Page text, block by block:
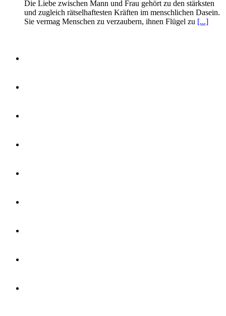
Die Liebe zwischen Mann und Frau gehört zu den stärksten
und zugleich rätselhaftesten Kräften im menschlichen Dasein.
Sie vermag Menschen zu verzaubern, ihnen Flügel zu [...]